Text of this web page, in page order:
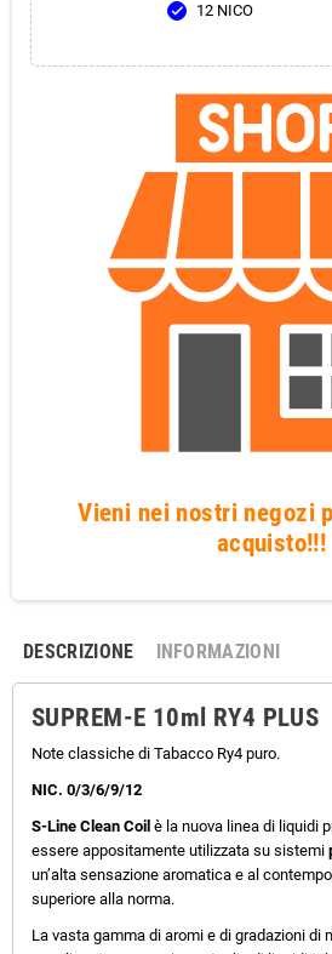
check 12 NICO
Vieni nei nostri negozi
acquisto!!!
DESCRIZIONE INFORMAZIONI
SUPREM-E 10ml RY4 PLUS
Note classiche di Tabacco Ry4 puro.
NIC. 0/3/6/9/12
S-Line Clean Coil è la nuova linea di liquidi
essere appositamente utilizzata su sistemi
un’alta sensazione aromatica e al
superiore alla norma.
La vasta gamma di aromi e di gradazioni di